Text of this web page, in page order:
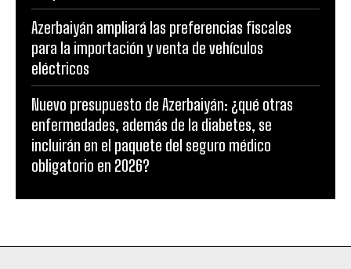
Azerbaiyán ampliará las preferencias fiscales
para la importación y venta de vehículos
eléctricos
Nuevo presupuesto de Azerbaiyán: ¿qué otras
enfermedades, además de la diabetes, se
incluirán en el paquete del seguro médico
obligatorio en 2026?